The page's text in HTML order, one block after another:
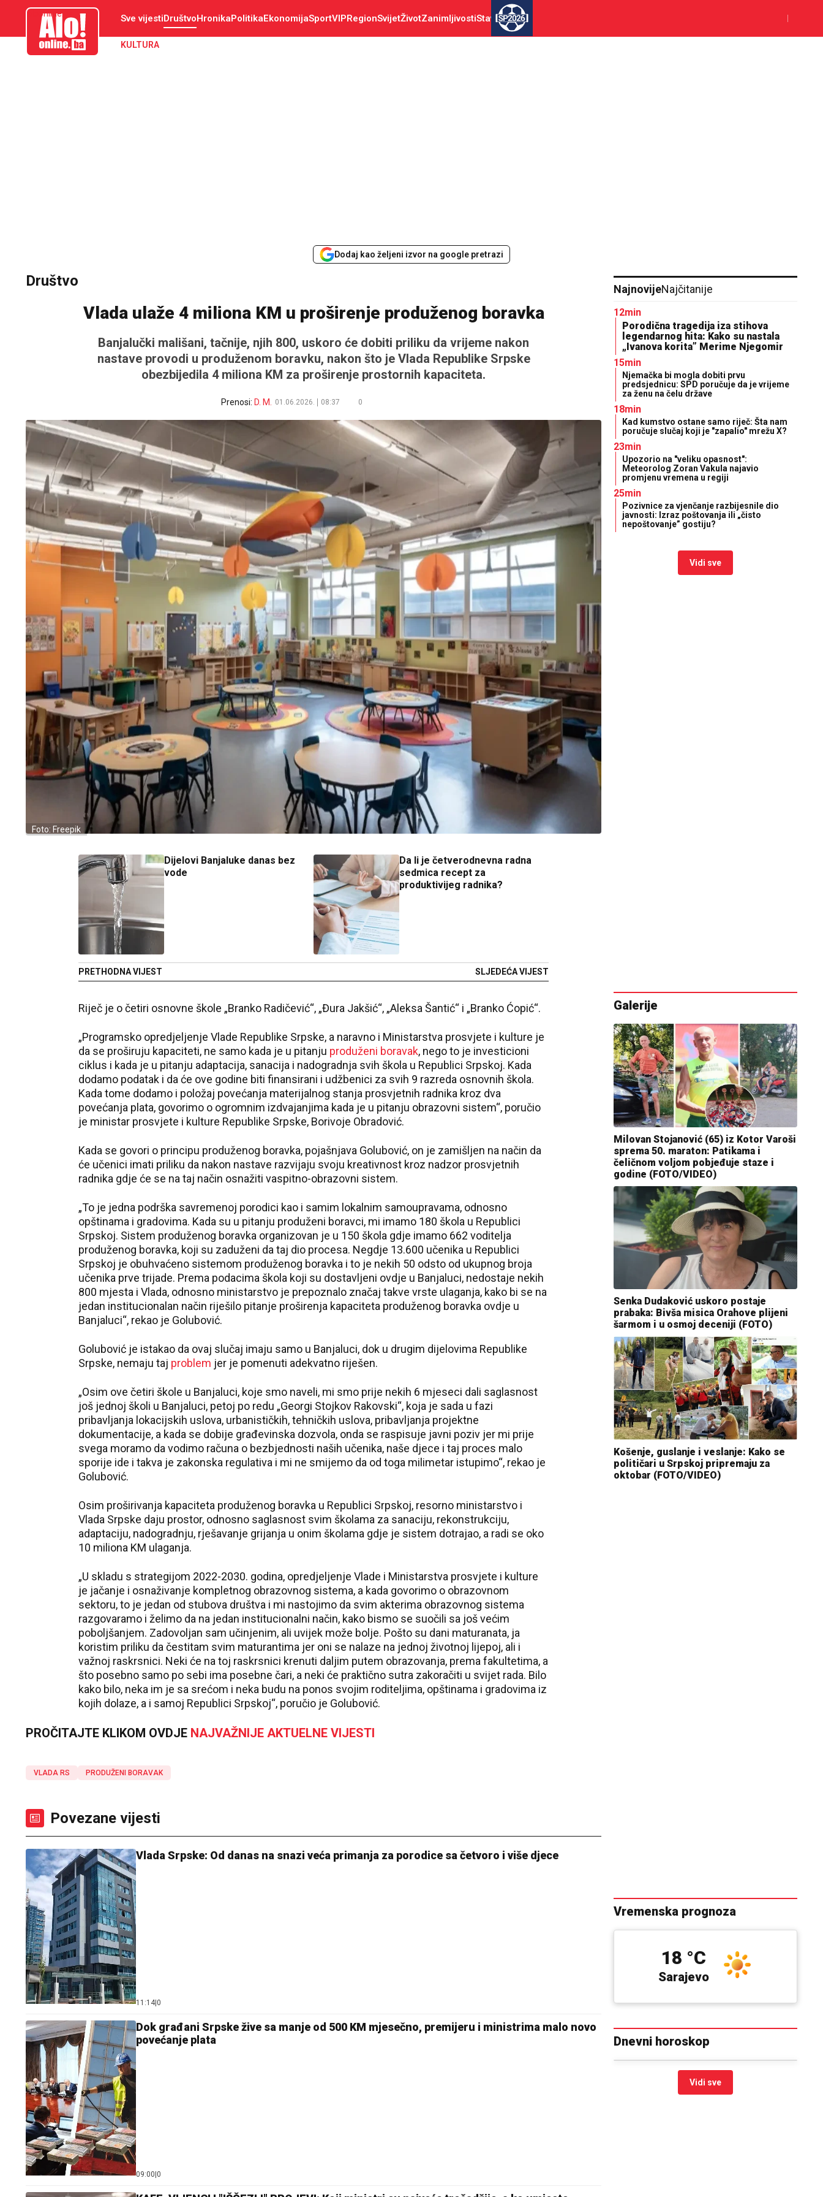
aloonline.ba Sve vijestiDruštvoHronikaPolitikaEkonomijaSportVIPRegionSvijetŽivotZanimljivostiStav SP2026
KULTURA
Dodaj kao željeni izvor na google pretrazi
Društvo
Vlada ulaže 4 miliona KM u proširenje produženog boravka
Banjalučki mališani, tačnije, njih 800, uskoro će dobiti priliku da vrijeme nakon
nastave provodi u produženom boravku, nakon što je Vlada Republike Srpske
obezbijedila 4 miliona KM za proširenje prostornih kapaciteta.
Prenosi: D. M. 01.06.2026. 08:37 0
Foto: Freepik
Dijelovi Banjaluke danas bez
vode
PRETHODNA VIJEST
Da li je četverodnevna radna
sedmica recept za
produktivijeg radnika?
SLJEDEĆA VIJEST
Riječ je o četiri osnovne škole „Branko Radičević“, „Đura Jakšić“, „Aleksa Šantić“ i „Branko Ćopić“.
„Programsko opredjeljenje Vlade Republike Srpske, a naravno i Ministarstva prosvjete i kulture je
da se proširuju kapaciteti, ne samo kada je u pitanju produženi boravak, nego to je investicioni
ciklus i kada je u pitanju adaptacija, sanacija i nadogradnja svih škola u Republici Srpskoj. Kada
dodamo podatak i da će ove godine biti finansirani i udžbenici za svih 9 razreda osnovnih škola.
Kada tome dodamo i položaj povećanja materijalnog stanja prosvjetnih radnika kroz dva
povećanja plata, govorimo o ogromnim izdvajanjima kada je u pitanju obrazovni sistem“, poručio
je ministar prosvjete i kulture Republike Srpske, Borivoje Obradović.
Kada se govori o principu produženog boravka, pojašnjava Golubović, on je zamišljen na način da
će učenici imati priliku da nakon nastave razvijaju svoju kreativnost kroz nadzor prosvjetnih
radnika gdje će se na taj način osnažiti vaspitno-obrazovni sistem.
„To je jedna podrška savremenoj porodici kao i samim lokalnim samoupravama, odnosno
opštinama i gradovima. Kada su u pitanju produženi boravci, mi imamo 180 škola u Republici
Srpskoj. Sistem produženog boravka organizovan je u 150 škola gdje imamo 662 voditelja
produženog boravka, koji su zaduženi da taj dio procesa. Negdje 13.600 učenika u Republici
Srpskoj je obuhvaćeno sistemom produženog boravka i to je nekih 50 odsto od ukupnog broja
učenika prve trijade. Prema podacima škola koji su dostavljeni ovdje u Banjaluci, nedostaje nekih
800 mjesta i Vlada, odnosno ministarstvo je prepoznalo značaj takve vrste ulaganja, kako bi se na
jedan institucionalan način riješilo pitanje proširenja kapaciteta produženog boravka ovdje u
Banjaluci“, rekao je Golubović.
Golubović je istakao da ovaj slučaj imaju samo u Banjaluci, dok u drugim dijelovima Republike
Srpske, nemaju taj problem jer je pomenuti adekvatno riješen.
„Osim ove četiri škole u Banjaluci, koje smo naveli, mi smo prije nekih 6 mjeseci dali saglasnost
još jednoj školi u Banjaluci, petoj po redu „Georgi Stojkov Rakovski“, koja je sada u fazi
pribavljanja lokacijskih uslova, urbanističkih, tehničkih uslova, pribavljanja projektne
dokumentacije, a kada se dobije građevinska dozvola, onda se raspisuje javni poziv jer mi prije
svega moramo da vodimo računa o bezbjednosti naših učenika, naše djece i taj proces malo
sporije ide i takva je zakonska regulativa i mi ne smijemo da od toga milimetar istupimo“, rekao je
Golubović.
Osim proširivanja kapaciteta produženog boravka u Republici Srpskoj, resorno ministarstvo i
Vlada Srpske daju prostor, odnosno saglasnost svim školama za sanaciju, rekonstrukciju,
adaptaciju, nadogradnju, rješavanje grijanja u onim školama gdje je sistem dotrajao, a radi se oko
10 miliona KM ulaganja.
„U skladu s strategijom 2022-2030. godina, opredjeljenje Vlade i Ministarstva prosvjete i kulture
je jačanje i osnaživanje kompletnog obrazovnog sistema, a kada govorimo o obrazovnom
sektoru, to je jedan od stubova društva i mi nastojimo da svim akterima obrazovnog sistema
razgovaramo i želimo da na jedan institucionalni način, kako bismo se suočili sa još većim
poboljšanjem. Zadovoljan sam učinjenim, ali uvijek može bolje. Pošto su dani maturanata, ja
koristim priliku da čestitam svim maturantima jer oni se nalaze na jednoj životnoj lijepoj, ali i
važnoj raskrsnici. Neki će na toj raskrsnici krenuti daljim putem obrazovanja, prema fakultetima, a
što posebno samo po sebi ima posebne čari, a neki će praktično sutra zakoračiti u svijet rada. Bilo
kako bilo, neka im je sa srećom i neka budu na ponos svojim roditeljima, opštinama i gradovima iz
kojih dolaze, a i samoj Republici Srpskoj“, poručio je Golubović.
PROČITAJTE KLIKOM OVDJE NAJVAŽNIJE AKTUELNE VIJESTI
VLADA RS PRODUŽENI BORAVAK
Povezane vijesti
Vlada Srpske: Od danas na snazi veća primanja za porodice sa četvoro i više djece
11:14 0
Dok građani Srpske žive sa manje od 500 KM mjesečno, premijeru i ministrima malo novo
povećanje plata
09:00 0
NajnovijeNajčitanije
12min
Porodična tragedija iza stihova
legendarnog hita: Kako su nastala
„Ivanova korita” Merime Njegomir
15min
Njemačka bi mogla dobiti prvu
predsjednicu: SPD poručuje da je vrijeme
za ženu na čelu države
18min
Kad kumstvo ostane samo riječ: Šta nam
poručuje slučaj koji je "zapalio" mrežu X?
23min
Upozorio na "veliku opasnost":
Meteorolog Zoran Vakula najavio
promjenu vremena u regiji
25min
Pozivnice za vjenčanje razbijesnile dio
javnosti: Izraz poštovanja ili „čisto
nepoštovanje” gostiju?
Vidi sve
Galerije
Milovan Stojanović (65) iz Kotor Varoši
sprema 50. maraton: Patikama i
čeličnom voljom pobjeđuje staze i
godine (FOTO/VIDEO)
Senka Dudaković uskoro postaje
prabaka: Bivša misica Orahove plijeni
šarmom i u osmoj deceniji (FOTO)
Košenje, guslanje i veslanje: Kako se
političari u Srpskoj pripremaju za
oktobar (FOTO/VIDEO)
Vremenska prognoza
Sarajevo
18 °C
Dnevni horoskop
Vidi sve